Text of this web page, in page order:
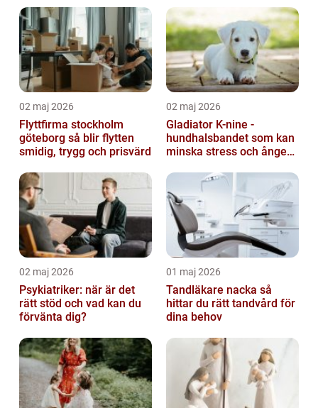
02 maj 2026
Flyttfirma stockholm
göteborg så blir flytten
smidig, trygg och prisvärd
02 maj 2026
Gladiator K-nine -
hundhalsbandet som kan
minska stress och ångest
02 maj 2026
Psykiatriker: när är det
rätt stöd och vad kan du
förvänta dig?
01 maj 2026
Tandläkare nacka så
hittar du rätt tandvård för
dina behov